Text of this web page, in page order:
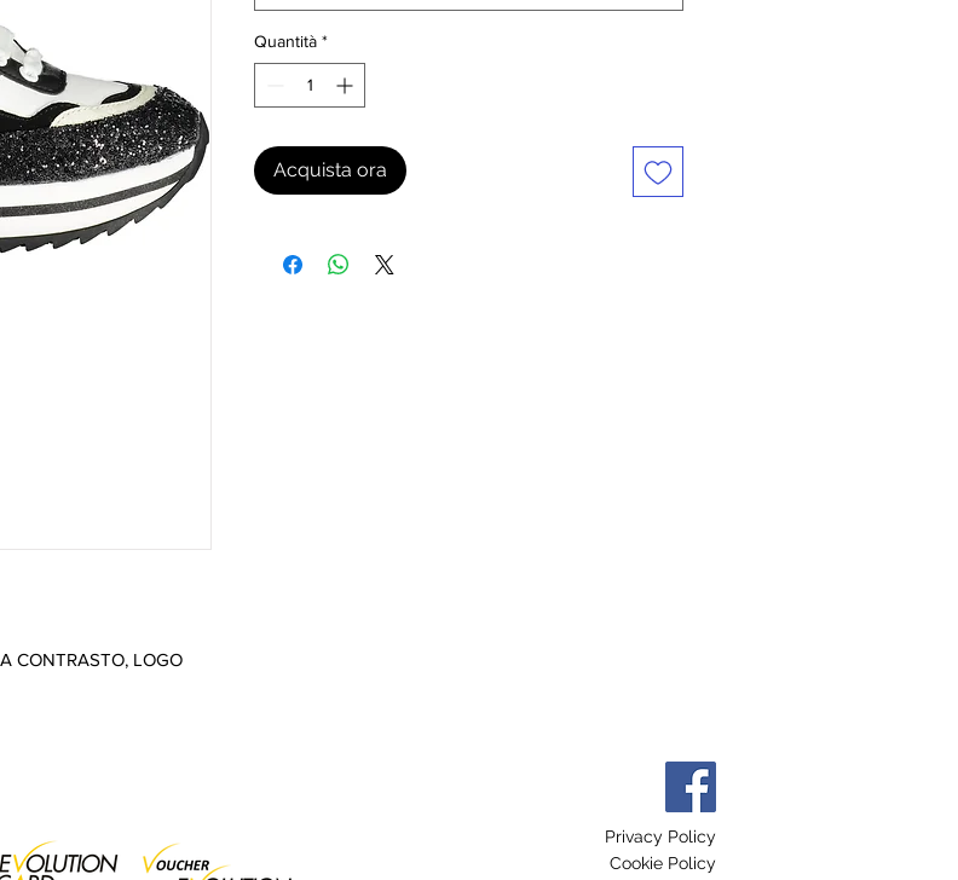
CONTRASTO, LOGO
Quantità *
Acquista ora
Privacy Policy
Cookie Policy